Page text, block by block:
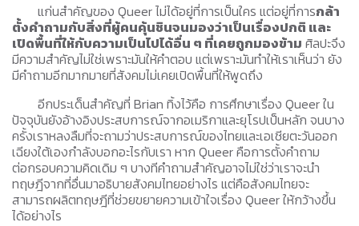
แก่นสำคัญของ Queer ไม่ได้อยู่ที่การเป็นใคร แต่อยู่ที่การกล้า
ตั้งคำถามกับสิ่งที่ผู้คนคุ้นชินจนมองว่าเป็นเรื่องปกติ และ
เปิดพื้นที่ให้กับความเป็นไปได้อื่น ๆ ที่เคยถูกมองข้าม ศิลปะจึง
มีความสำคัญไม่ใช่เพราะมันให้คำตอบ แต่เพราะมันทำให้เราเห็นว่า ยัง
มีคำถามอีกมากมายที่สังคมไม่เคยเปิดพื้นที่ให้พูดถึง
อีกประเด็นสำคัญที่ Brian ทิ้งไว้คือ การศึกษาเรื่อง Queer ใน
ปัจจุบันยังอ้างอิงประสบการณ์จากอเมริกาและยุโรปเป็นหลัก จนบาง
ครั้งเราหลงลืมที่จะถามว่าประสบการณ์ของไทยและเอเชียตะวันออก
เฉียงใต้เองกำลังบอกอะไรกับเรา หาก Queer คือการตั้งคำถาม
ต่อกรอบความคิดเดิม ๆ บางทีคำถามสำคัญอาจไม่ใช่ว่าเราจะนำ
ทฤษฎีจากที่อื่นมาอธิบายสังคมไทยอย่างไร แต่คือสังคมไทยจะ
สามารถผลิตทฤษฎีที่ช่วยขยายความเข้าใจเรื่อง Queer ให้กว้างขึ้น
ได้อย่างไร